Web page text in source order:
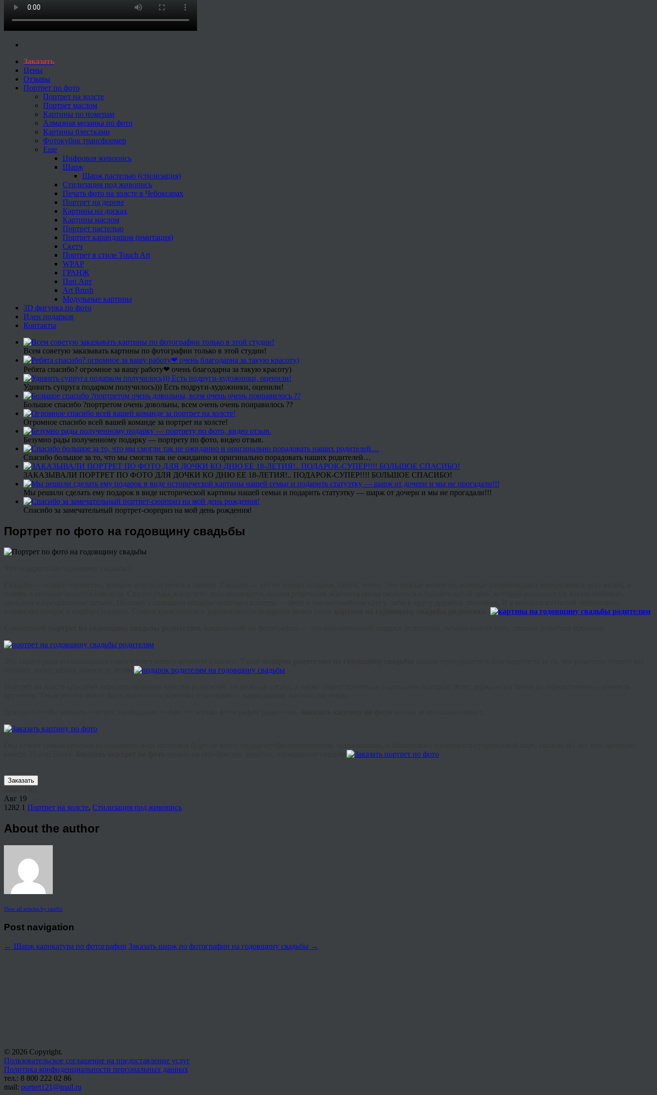
Заказать
Цены
Отзывы
Портрет по фото
Портрет на холсте
Портрет маслом
Картины по номерам
Алмазная мозаика по фото
Картины блестками
Фотокубик трансформер
Еще
Цифровая живопись
Шарж
Шарж пастелью (стилизация)
Стилизация под живопись
Печать фото на холсте в Чебоксарах
Портрет на дереве
Картины на досках
Картины маслом
Портрет пастелью
Портрет карандашом (имитация)
Скетч
Портрет в стиле Touch Art
WPAP
ГРАНЖ
Поп Арт
Art Brush
Модульные картины
3D фигурка по фото
Идеи подарков
Контакты
Всем советую заказывать картины по фотографии только в этой студии!
Ребята спасибо? огромное за вашу работу❤ очень благодарна за такую красоту)
Удивить супруга подарком получилось))) Есть подруги-художники, оценили!
Большое спасибо ?портретом очень довольны, всем очень очень понравилось ??
Огромное спасибо всей вашей команде за портрет на холсте!
Безумно рады полученному подарку — портрету по фото, видео отзыв.
Спасибо большое за то, что мы смогли так не ожиданно и оригинально порадовать наших родителей…
ЗАКАЗЫВАЛИ ПОРТРЕТ ПО ФОТО ДЛЯ ДОЧКИ КО ДНЮ ЕЕ 18-ЛЕТИЯ!.. ПОДАРОК-СУПЕР!!!! БОЛЬШОЕ СПАСИБО!
Мы решили сделать ему подарок в виде исторической картины нашей семьи и подарить статуэтку — шарж от дочери и мы не прогадали!!!
Спасибо за замечательный портрет-сюрприз на мой день рождения!
Портрет по фото на годовщину свадьбы
Заказать
Авг 19
1282 1 Портрет на холсте, Стилизация под живопись
About the author
View all articles by rauffri
Post navigation
← Шарж карикатура по фотографии Заказать шарж по фотографии на годовщину свадьбы →
© 2026 Copyright.
Пользовательское соглашение на предоставление услуг
Политика конфиденциальности персональных данных
тел.: 8 800 222 02 86
mail: portret121@mail.ru